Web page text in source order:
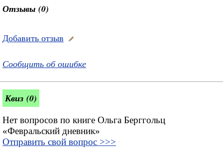
Отзывы (0)
Добавить отзыв
Сообщить об ошибке
Квиз (0)
Нет вопросов по книге Ольга Берггольц
«Февральский дневник»
Отправить свой вопрос >>>